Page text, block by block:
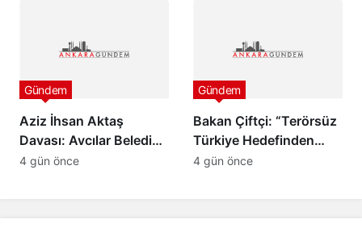
Aziz İhsan Aktaş
Davası: Avcılar Belediye
Başkanı Utku Caner
Gündem
4 gün önce
Bakan Çiftçi: “Terörsüz
Türkiye Hedefinden
Dönüş Yoktur”
Gündem
4 gün önce